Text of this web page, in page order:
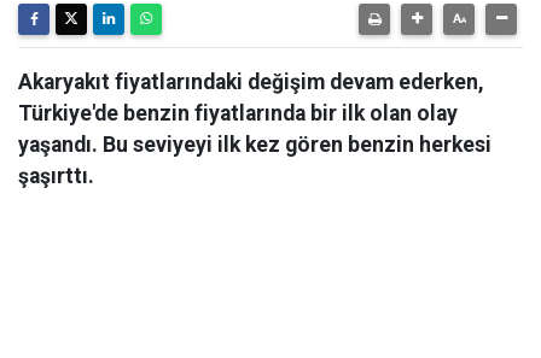
Akaryakıt fiyatlarındaki değişim devam ederken,
Türkiye'de benzin fiyatlarında bir ilk olan olay
yaşandı. Bu seviyeyi ilk kez gören benzin herkesi
şaşırttı.